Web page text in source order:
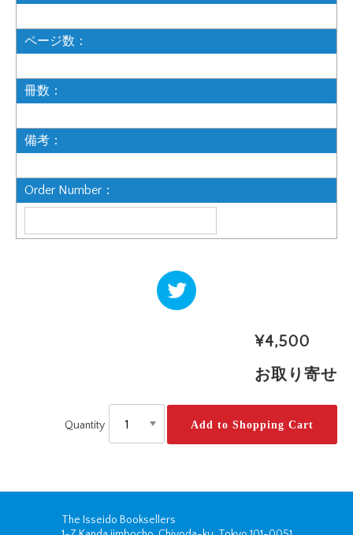
ページ数：
冊数：
備考：
Order Number：
ツイー
ト
¥4,500
お取り寄せ
Quantity
The Isseido Booksellers